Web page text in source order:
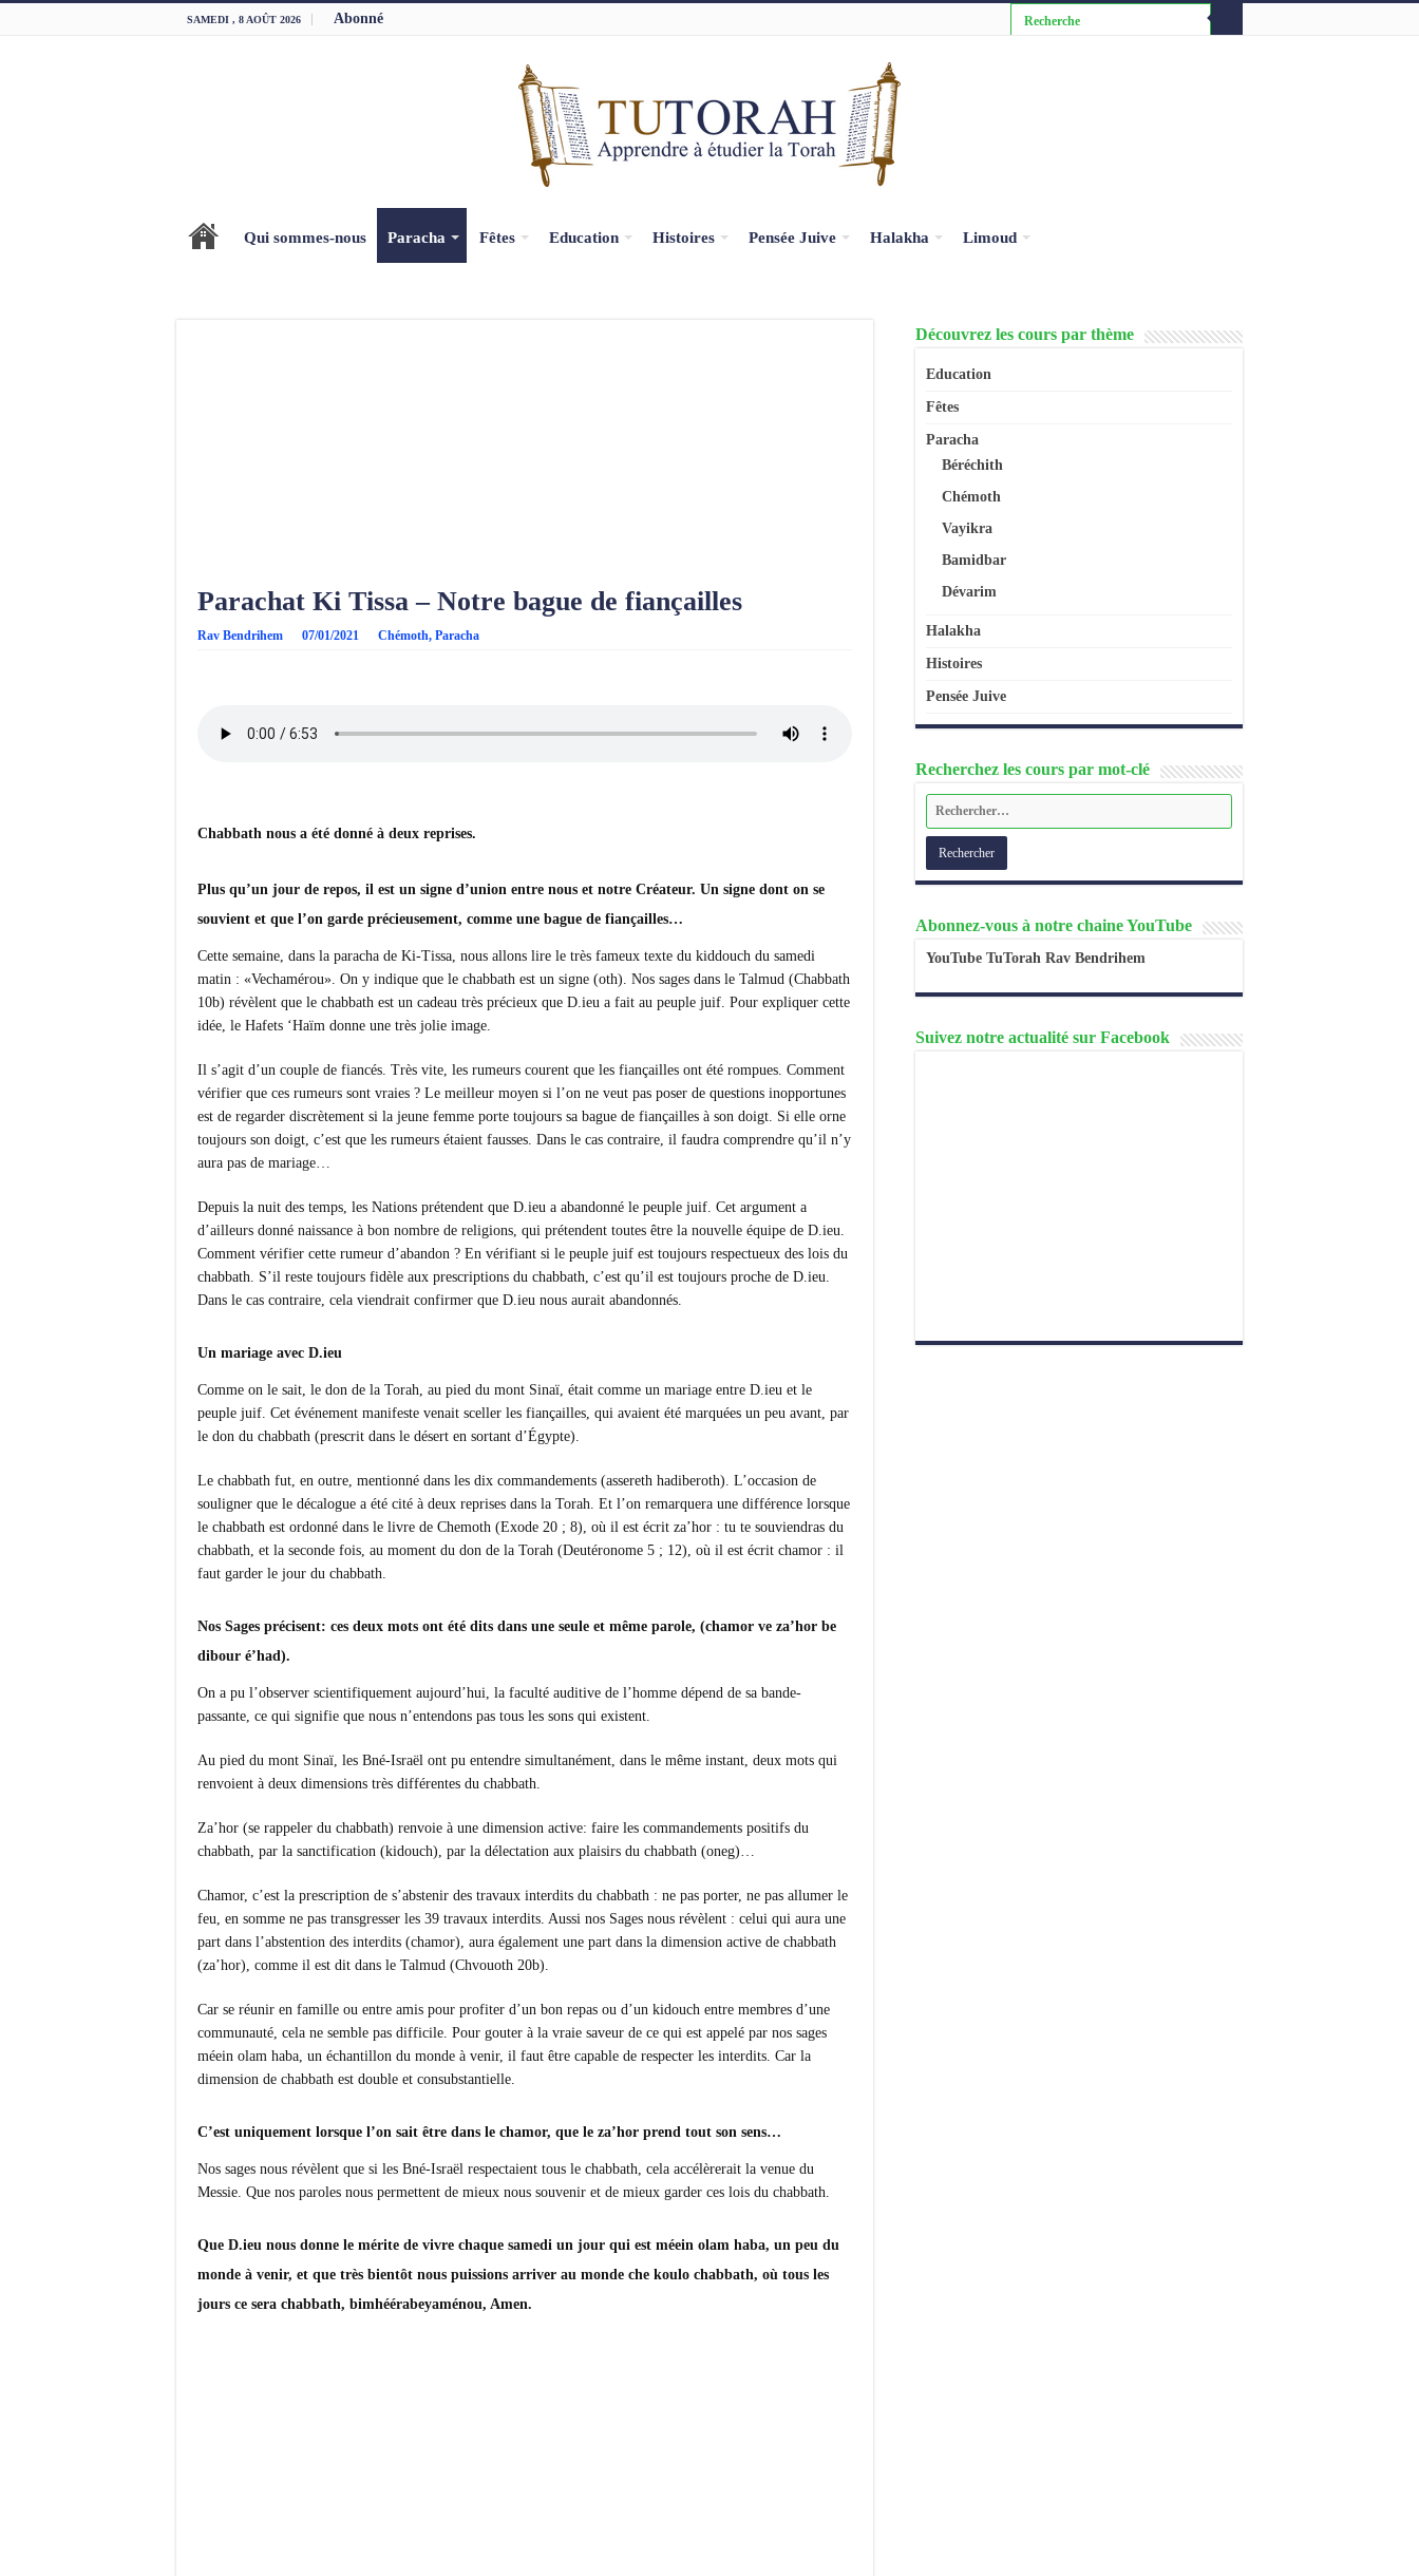
SAMEDI , 8 AOÛT 2026 Abonné
Qui sommes-nous Paracha Fêtes Education Histoires Pensée Juive Halakha Limoud
Parachat Ki Tissa – Notre bague de fiançailles
Rav Bendrihem 07/01/2021 Chémoth, Paracha
Chabbath nous a été donné à deux reprises.
Plus qu’un jour de repos, il est un signe d’union entre nous et notre Créateur. Un signe dont on se
souvient et que l’on garde précieusement, comme une bague de fiançailles…
Cette semaine, dans la paracha de Ki-Tissa, nous allons lire le très fameux texte du kiddouch du samedi
matin : «Vechamérou». On y indique que le chabbath est un signe (oth). Nos sages dans le Talmud (Chabbath
10b) révèlent que le chabbath est un cadeau très précieux que D.ieu a fait au peuple juif. Pour expliquer cette
idée, le Hafets ‘Haïm donne une très jolie image.
Il s’agit d’un couple de fiancés. Très vite, les rumeurs courent que les fiançailles ont été rompues. Comment
vérifier que ces rumeurs sont vraies ? Le meilleur moyen si l’on ne veut pas poser de questions inopportunes
est de regarder discrètement si la jeune femme porte toujours sa bague de fiançailles à son doigt. Si elle orne
toujours son doigt, c’est que les rumeurs étaient fausses. Dans le cas contraire, il faudra comprendre qu’il n’y
aura pas de mariage…
Depuis la nuit des temps, les Nations prétendent que D.ieu a abandonné le peuple juif. Cet argument a
d’ailleurs donné naissance à bon nombre de religions, qui prétendent toutes être la nouvelle équipe de D.ieu.
Comment vérifier cette rumeur d’abandon ? En vérifiant si le peuple juif est toujours respectueux des lois du
chabbath. S’il reste toujours fidèle aux prescriptions du chabbath, c’est qu’il est toujours proche de D.ieu.
Dans le cas contraire, cela viendrait confirmer que D.ieu nous aurait abandonnés.
Un mariage avec D.ieu
Comme on le sait, le don de la Torah, au pied du mont Sinaï, était comme un mariage entre D.ieu et le
peuple juif. Cet événement manifeste venait sceller les fiançailles, qui avaient été marquées un peu avant, par
le don du chabbath (prescrit dans le désert en sortant d’Égypte).
Le chabbath fut, en outre, mentionné dans les dix commandements (assereth hadiberoth). L’occasion de
souligner que le décalogue a été cité à deux reprises dans la Torah. Et l’on remarquera une différence lorsque
le chabbath est ordonné dans le livre de Chemoth (Exode 20 ; 8), où il est écrit za’hor : tu te souviendras du
chabbath, et la seconde fois, au moment du don de la Torah (Deutéronome 5 ; 12), où il est écrit chamor : il
faut garder le jour du chabbath.
Nos Sages précisent: ces deux mots ont été dits dans une seule et même parole, (chamor ve za’hor be
dibour é’had).
On a pu l’observer scientifiquement aujourd’hui, la faculté auditive de l’homme dépend de sa bande-
passante, ce qui signifie que nous n’entendons pas tous les sons qui existent.
Au pied du mont Sinaï, les Bné-Israël ont pu entendre simultanément, dans le même instant, deux mots qui
renvoient à deux dimensions très différentes du chabbath.
Za’hor (se rappeler du chabbath) renvoie à une dimension active: faire les commandements positifs du
chabbath, par la sanctification (kidouch), par la délectation aux plaisirs du chabbath (oneg)…
Chamor, c’est la prescription de s’abstenir des travaux interdits du chabbath : ne pas porter, ne pas allumer le
feu, en somme ne pas transgresser les 39 travaux interdits. Aussi nos Sages nous révèlent : celui qui aura une
part dans l’abstention des interdits (chamor), aura également une part dans la dimension active de chabbath
(za’hor), comme il est dit dans le Talmud (Chvouoth 20b).
Car se réunir en famille ou entre amis pour profiter d’un bon repas ou d’un kidouch entre membres d’une
communauté, cela ne semble pas difficile. Pour gouter à la vraie saveur de ce qui est appelé par nos sages
méein olam haba, un échantillon du monde à venir, il faut être capable de respecter les interdits. Car la
dimension de chabbath est double et consubstantielle.
C’est uniquement lorsque l’on sait être dans le chamor, que le za’hor prend tout son sens…
Nos sages nous révèlent que si les Bné-Israël respectaient tous le chabbath, cela accélèrerait la venue du
Messie. Que nos paroles nous permettent de mieux nous souvenir et de mieux garder ces lois du chabbath.
Que D.ieu nous donne le mérite de vivre chaque samedi un jour qui est méein olam haba, un peu du
monde à venir, et que très bientôt nous puissions arriver au monde che koulo chabbath, où tous les
jours ce sera chabbath, bimhéérabeyaménou, Amen.
Découvrez les cours par thème
Education
Fêtes
Paracha
Béréchith
Chémoth
Vayikra
Bamidbar
Dévarim
Halakha
Histoires
Pensée Juive
Recherchez les cours par mot-clé
Abonnez-vous à notre chaine YouTube
YouTube TuTorah Rav Bendrihem
Suivez notre actualité sur Facebook